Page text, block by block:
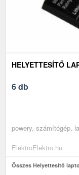
HELYETTESÍTŐ
6 db
powery, számítógép,
ElektroElektro.hu
Összes Helyettesítő